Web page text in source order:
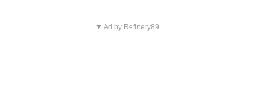
▼ Ad by Refinery89